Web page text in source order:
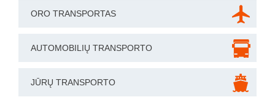
ORO TRANSPORTAS
AUTOMOBILIŲ TRANSPORTO
JŪRŲ TRANSPORTO